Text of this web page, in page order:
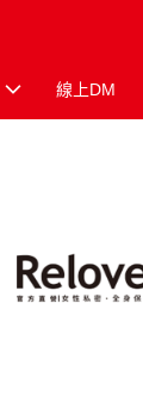
線上DM